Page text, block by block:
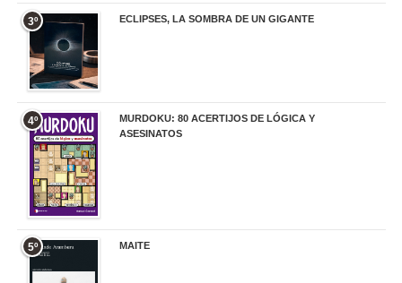
3º ECLIPSES, LA SOMBRA DE UN GIGANTE
4º
MURDOKU: 80 ACERTIJOS DE LÓGICA Y
ASESINATOS
5º MAITE